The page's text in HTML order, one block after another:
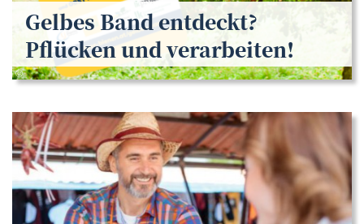
©eNu
Gelbes Band entdeckt?
Pflücken und verarbeiten!